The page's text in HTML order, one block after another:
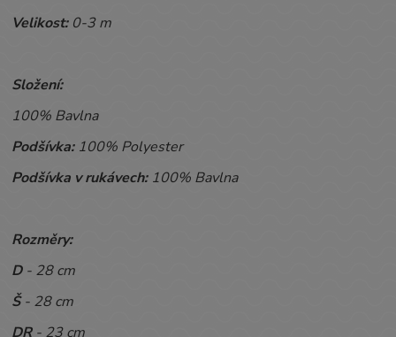
Velikost: 0-3 m
Složení:
100% Bavlna
Podšívka: 100% Polyester
Podšívka v rukávech: 100% Bavlna
Rozměry:
D - 28 cm
Š- 28 cm
DR- 23 cm